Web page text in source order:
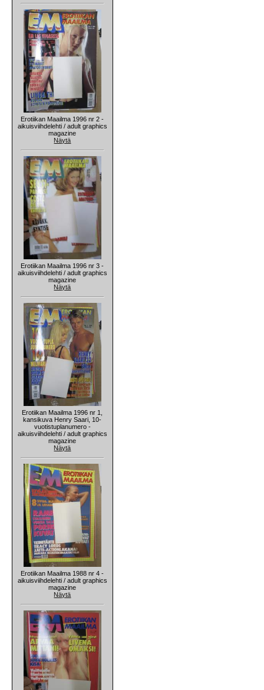
Erotiikan Maailma 1996 nr 2 -
aikuisviihdelehti / adult graphics
magazine
Näytä
Erotiikan Maailma 1996 nr 3 -
aikuisviihdelehti / adult graphics
magazine
Näytä
Erotiikan Maailma 1996 nr 1,
kansikuva Henry Saari, 10-
vuotistuplanumero -
aikuisviihdelehti / adult graphics
magazine
Näytä
Erotiikan Maailma 1988 nr 4 -
aikuisviihdelehti / adult graphics
magazine
Näytä